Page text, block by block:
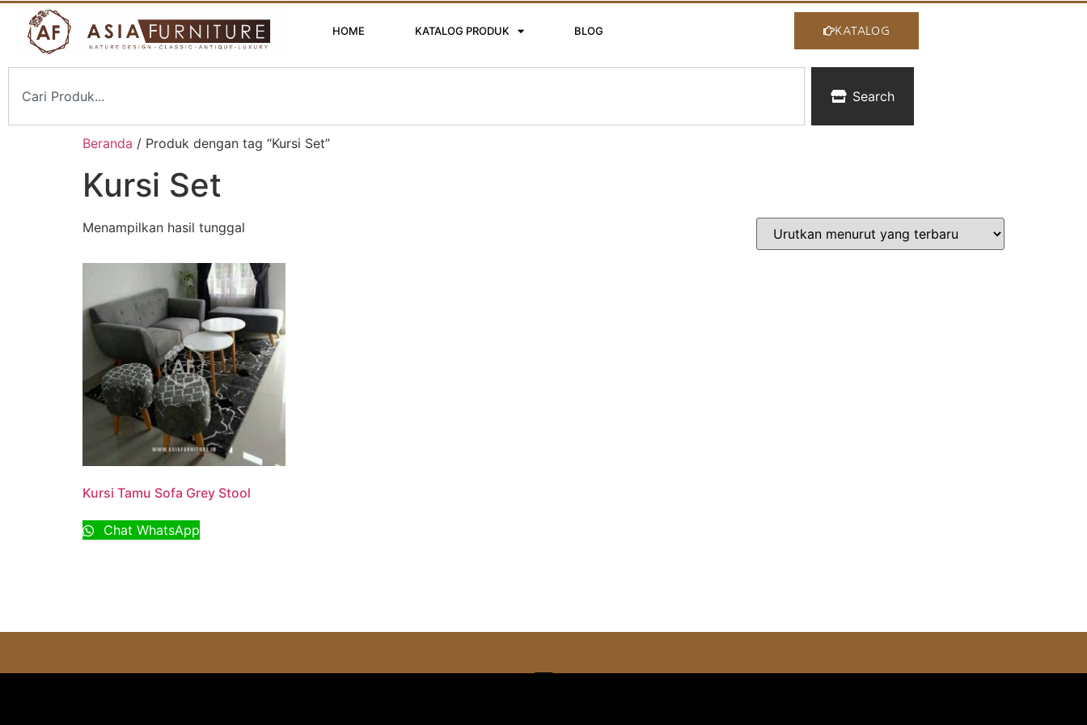
HOME KATALOG PRODUK BLOG KATALOG
Search
Beranda / Produk dengan tag “Kursi Set”
Kursi Set
Menampilkan hasil tunggal
Kursi Tamu Sofa Grey Stool
Chat WhatsApp